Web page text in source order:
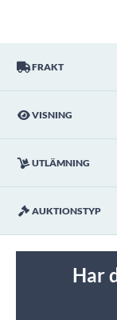
FRAKT
VISNING
UTLÄMNING
AUKTIONSTYP
Har